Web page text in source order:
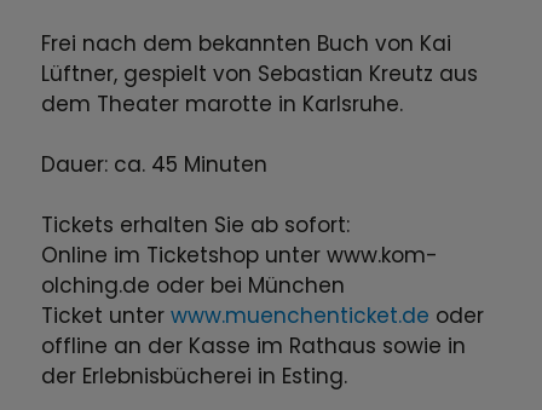
Frei nach dem bekannten Buch von Kai
Lüftner, gespielt von Sebastian Kreutz aus
dem Theater marotte in Karlsruhe.
Dauer: ca. 45 Minuten
Tickets erhalten Sie ab sofort:
Online im Ticketshop unter www.kom-
olching.de oder bei München
Ticket unterwww.muenchenticket.de oder
offline an der Kasse im Rathaus sowie in
der Erlebnisbücherei in Esting.